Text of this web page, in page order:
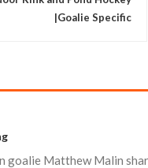
|Goalie Specific
goalie Matthew Malin